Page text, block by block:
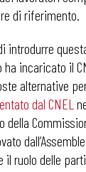
di riferimento.
introdurre
ha incaricato il
alternative
dal CNEL
della
il ruolo delle